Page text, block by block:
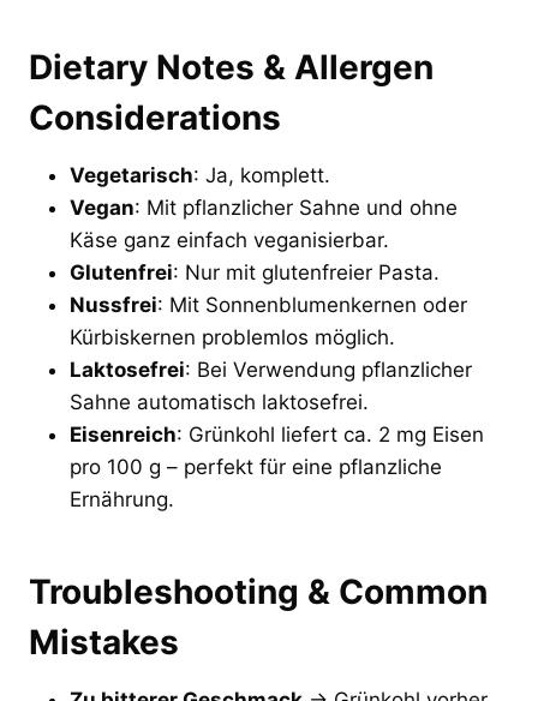
Dietary Notes & Allergen
Considerations
Vegetarisch: Ja, komplett.
Vegan: Mit pflanzlicher Sahne und ohne
Käse ganz einfach veganisierbar.
Glutenfrei: Nur mit glutenfreier Pasta.
Nussfrei: Mit Sonnenblumenkernen oder
Kürbiskernen problemlos möglich.
Laktosefrei: Bei Verwendung pflanzlicher
Sahne automatisch laktosefrei.
Eisenreich: Grünkohl liefert ca. 2 mg Eisen
pro 100 g – perfekt für eine pflanzliche
Ernährung.
Troubleshooting & Common
Mistakes